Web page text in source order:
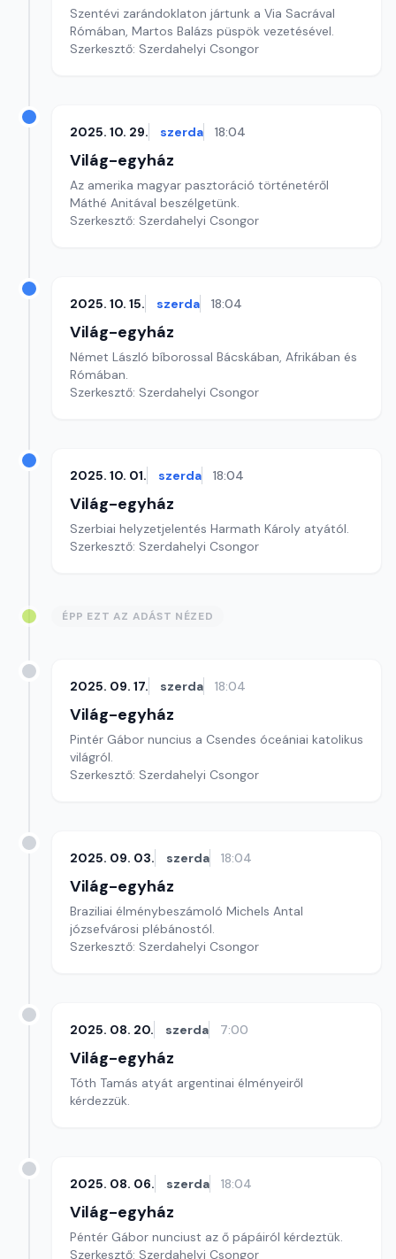
Szentévi zarándoklaton jártunk a Via Sacrával
Rómában, Martos Balázs püspök vezetésével.
Szerkesztő: Szerdahelyi Csongor
2025. 10. 29. szerda 18:04
Világ-egyház
Az amerika magyar pasztoráció történetéről
Máthé Anitával beszélgetünk.
Szerkesztő: Szerdahelyi Csongor
2025. 10. 15. szerda 18:04
Világ-egyház
Német László bíborossal Bácskában, Afrikában és
Rómában.
Szerkesztő: Szerdahelyi Csongor
2025. 10. 01. szerda 18:04
Világ-egyház
Szerbiai helyzetjelentés Harmath Károly atyától.
Szerkesztő: Szerdahelyi Csongor
ÉPP EZT AZ ADÁST NÉZED
2025. 09. 17. szerda 18:04
Világ-egyház
Pintér Gábor nuncius a Csendes óceániai katolikus
világról.
Szerkesztő: Szerdahelyi Csongor
2025. 09. 03. szerda 18:04
Világ-egyház
Braziliai élménybeszámoló Michels Antal
józsefvárosi plébánostól.
Szerkesztő: Szerdahelyi Csongor
2025. 08. 20. szerda 7:00
Világ-egyház
Tóth Tamás atyát argentinai élményeiről
kérdezzük.
2025. 08. 06. szerda 18:04
Világ-egyház
Péntér Gábor nunciust az ő pápáiról kérdeztük.
Szerkesztő: Szerdahelyi Csongor